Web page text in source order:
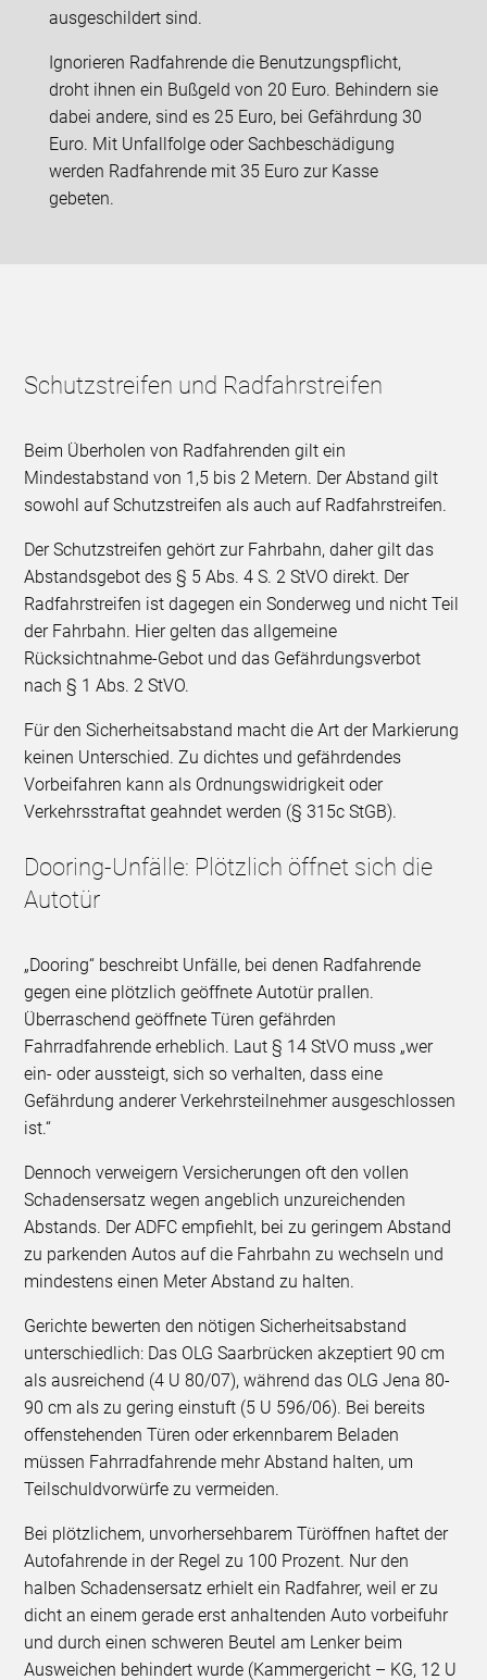
ausgeschildert sind.
Ignorieren Radfahrende die Benutzungspflicht,
droht ihnen ein Bußgeld von 20 Euro. Behindern sie
dabei andere, sind es 25 Euro, bei Gefährdung 30
Euro. Mit Unfallfolge oder Sachbeschädigung
werden Radfahrende mit 35 Euro zur Kasse
gebeten.
Schutzstreifen und Radfahrstreifen
Beim Überholen von Radfahrenden gilt ein
Mindestabstand von 1,5 bis 2 Metern. Der Abstand gilt
sowohl auf Schutzstreifen als auch auf Radfahrstreifen.
Der Schutzstreifen gehört zur Fahrbahn, daher gilt das
Abstandsgebot des § 5 Abs. 4 S. 2 StVO direkt. Der
Radfahrstreifen ist dagegen ein Sonderweg und nicht Teil
der Fahrbahn. Hier gelten das allgemeine
Rücksichtnahme-Gebot und das Gefährdungsverbot
nach § 1 Abs. 2 StVO.
Für den Sicherheitsabstand macht die Art der Markierung
keinen Unterschied. Zu dichtes und gefährdendes
Vorbeifahren kann als Ordnungswidrigkeit oder
Verkehrsstraftat geahndet werden (§ 315c StGB).
Dooring-Unfälle: Plötzlich öffnet sich die
Autotür
„Dooring“ beschreibt Unfälle, bei denen Radfahrende
gegen eine plötzlich geöffnete Autotür prallen.
Überraschend geöffnete Türen gefährden
Fahrradfahrende erheblich. Laut § 14 StVO muss „wer
ein- oder aussteigt, sich so verhalten, dass eine
Gefährdung anderer Verkehrsteilnehmer ausgeschlossen
ist.“
Dennoch verweigern Versicherungen oft den vollen
Schadensersatz wegen angeblich unzureichenden
Abstands. Der ADFC empfiehlt, bei zu geringem Abstand
zu parkenden Autos auf die Fahrbahn zu wechseln und
mindestens einen Meter Abstand zu halten.
Gerichte bewerten den nötigen Sicherheitsabstand
unterschiedlich: Das OLG Saarbrücken akzeptiert 90 cm
als ausreichend (4 U 80/07), während das OLG Jena 80-
90 cm als zu gering einstuft (5 U 596/06). Bei bereits
offenstehenden Türen oder erkennbarem Beladen
müssen Fahrradfahrende mehr Abstand halten, um
Teilschuldvorwürfe zu vermeiden.
Bei plötzlichem, unvorhersehbarem Türöffnen haftet der
Autofahrende in der Regel zu 100 Prozent. Nur den
halben Schadensersatz erhielt ein Radfahrer, weil er zu
dicht an einem gerade erst anhaltenden Auto vorbeifuhr
und durch einen schweren Beutel am Lenker beim
Ausweichen behindert wurde (Kammergericht – KG, 12 U